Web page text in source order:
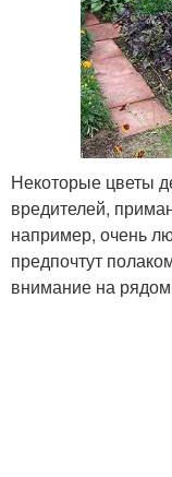
Некоторые цветы
вредителей,
например, очень
предпочтут
внимание на